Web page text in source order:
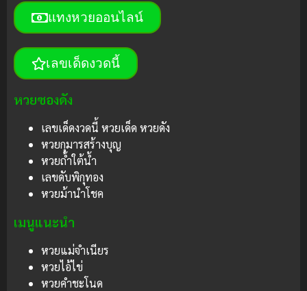
แทงหวยออนไลน์
เลขเด็ดงวดนี้
หวยซองดัง
เลขเด็ดงวดนี้ หวยเด็ด หวยดัง
หวยกุมารสร้างบุญ
หวยถ้ำใต้น้ำ
เลขดับพิกุทอง
หวยม้านำโชค
เมนูแนะนำ
หวยแม่จำเนียร
หวยไอ้ไข่
หวยคำชะโนด